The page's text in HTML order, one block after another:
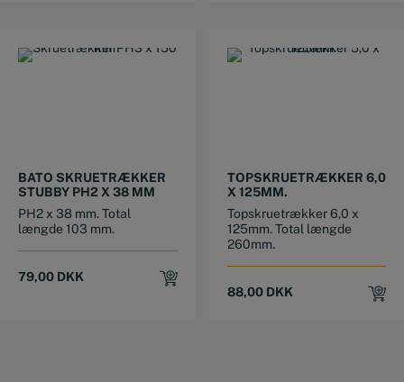
BATO SKRUETRÆKKER
STUBBY PH2 X 38 MM
PH2 x 38 mm. Total
længde 103 mm.
79,00 DKK
TOPSKRUETRÆKKER 6,0
X 125MM.
Topskruetrækker 6,0 x
125mm. Total længde
260mm.
88,00 DKK